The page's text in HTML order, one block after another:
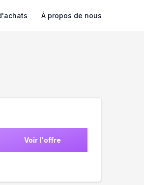
À propos de nous
Voir l'offre